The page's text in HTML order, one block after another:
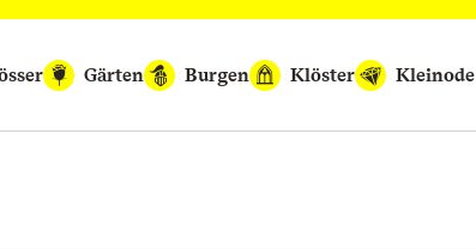
Gärten Burgen Klöster Kleinode